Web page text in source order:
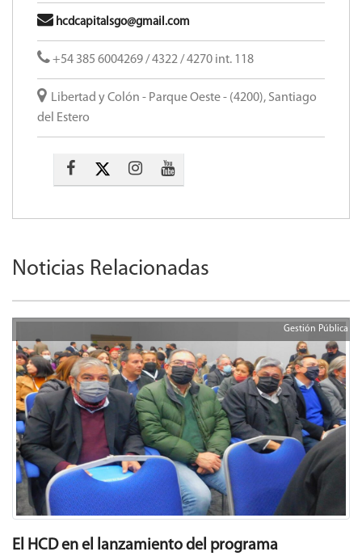
hcdcapitalsgo@gmail.com
+54 385 6004269 / 4322 / 4270 int. 118
Libertad y Colón - Parque Oeste - (4200), Santiago
del Estero
Noticias Relacionadas
Gestión Pública
El HCD en el lanzamiento del programa